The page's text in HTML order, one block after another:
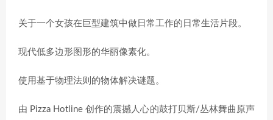
关于一个女孩在巨型建筑中做日常工作的日常生活片段。
现代低多边形图形的华丽像素化。
使用基于物理法则的物体解决谜题。
由 Pizza Hotline 创作的震撼人心的鼓打贝斯/丛林舞曲原声